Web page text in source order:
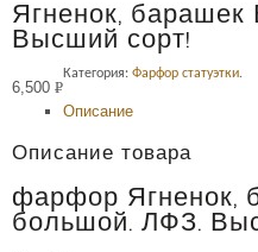
Ягненок, барашек
Высший сорт!
6,500 Р
УБ.
Категория: Фарфор статуэтки.
Описание
Описание товара
фарфор Ягненок,
большой. ЛФЗ.